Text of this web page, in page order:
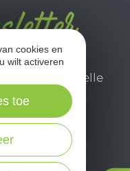
mensuelle
profiter
Aveyron.
ici
cookies en
wilt activeren
toe